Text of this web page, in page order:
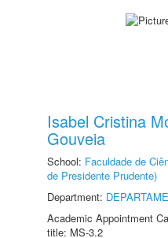
Isabel Cristina
Gouveia
School: Faculdade de
de Presidente Prudente)
Department:
Academic Appointment
title: MS-3.2